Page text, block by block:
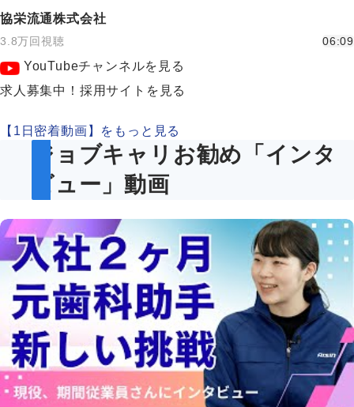
協栄流通株式会社
3.8万回視聴 06:09
YouTubeチャンネルを見る
求人募集中！採用サイトを見る
【1日密着動画】をもっと見る
ジョブキャリお勧め「インタ
ビュー」動画